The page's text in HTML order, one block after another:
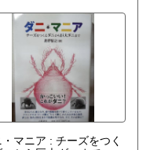
・マニア : チーズをつく